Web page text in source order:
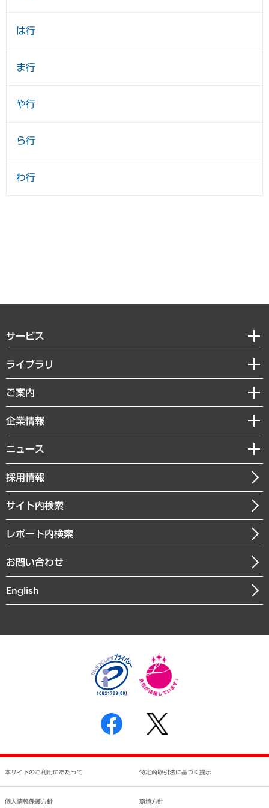
は行
ま行
や行
ら行
わ行
サービス
経営戦略
組織・人事戦略
デジタルイノベーション
共生・ダイバーシティ
GRC（ガバナンス・リスク・コンプライアンス）・防災（政策）
経済・産業・雇用・労働
まちづくり・観光・交通・スポーツ・スマートシティ
自然資源・農林水産業・食料システム
ライブラリ
経済調査
レポート
コラム
経営用語集
受託・受注実績（官公庁関連）
メディア掲載・出演
ご案内
セミナー・イベント情報
MUFGビジネスセミナー
受託案件情報
企業情報
私たちの想い
社長メッセージ
会社概要
沿革
組織図・本部部室紹介
インドネシア現地法人
個人情報保護方針
反社会的勢力に対する基本方針
書面による個人情報の開示等の請求の手続きについて
ニュース
ニュースリリース
お知らせ
採用情報
サイト内検索
レポート内検索
お問い合わせ
English
本サイトのご利用にあたって 特定商取引法に基づく提示
個人情報保護方針 環境方針